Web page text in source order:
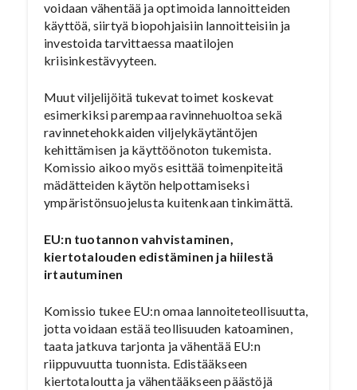
voidaan vähentää ja optimoida lannoitteiden
käyttöä, siirtyä biopohjaisiin lannoitteisiin ja
investoida tarvittaessa maatilojen
kriisinkestävyyteen.
Muut viljelijöitä tukevat toimet koskevat
esimerkiksi parempaa ravinnehuoltoa sekä
ravinnetehokkaiden viljelykäytäntöjen
kehittämisen ja käyttöönoton tukemista.
Komissio aikoo myös esittää toimenpiteitä
mädätteiden käytön helpottamiseksi
ympäristönsuojelusta kuitenkaan tinkimättä.
EU:n tuotannon vahvistaminen,
kiertotalouden edistäminen ja hiilestä
irtautuminen
Komissio tukee EU:n omaa lannoiteteollisuutta,
jotta voidaan estää teollisuuden katoaminen,
taata jatkuva tarjonta ja vähentää EU:n
riippuvuutta tuonnista. Edistääkseen
kiertotaloutta ja vähentääkseen päästöjä